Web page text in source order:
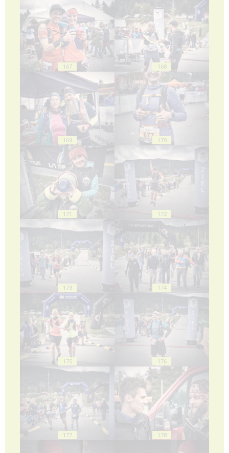
167 168
169 170
171 172
173 174
175 176
177 178